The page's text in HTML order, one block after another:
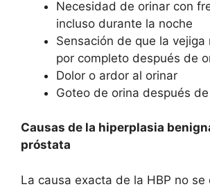
Necesidad de orinar con
incluso durante la noche
Sensación de que la vejiga
por completo después de
Dolor o ardor al orinar
Goteo de orina después
Causas de la hiperplasia
próstata
La causa exacta de la HBP no se